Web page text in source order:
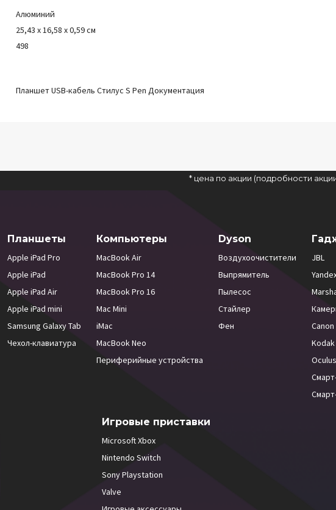
Алюминий
25,43 x 16,58 x 0,59 см
498
Планшет USB-кабель Стилус S Pen Документация
* цена по акции (подробности
Планшеты
Apple iPad Pro
Apple iPad
Apple iPad Air
Apple iPad mini
Samsung Galaxy Tab
Чехол-клавиатура
Компьютеры
MacBook Air
MacBook Pro 14
MacBook Pro 16
Mac Mini
iMac
MacBook Neo
Периферийные устройства
Dyson
Воздухоочистители
Выпрямитель
Пылесос
Стайлер
Фен
JBL
Canon
Kodak
Игровые приставки
Microsoft Xbox
Nintendo Switch
Sony Playstation
Valve